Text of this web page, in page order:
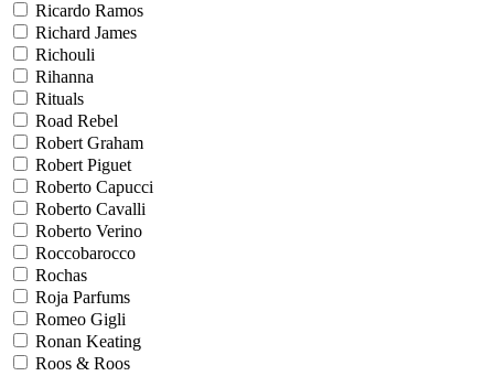
Ricardo Ramos
Richard James
Richouli
Rihanna
Rituals
Road Rebel
Robert Graham
Robert Piguet
Roberto Capucci
Roberto Cavalli
Roberto Verino
Roccobarocco
Rochas
Roja Parfums
Romeo Gigli
Ronan Keating
Roos & Roos